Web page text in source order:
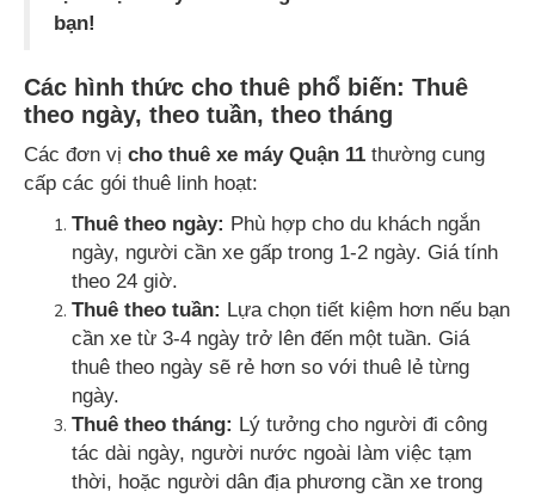
bạn!
Các hình thức cho thuê phổ biến: Thuê
theo ngày, theo tuần, theo tháng
Các đơn vị cho thuê xe máy Quận 11 thường cung
cấp các gói thuê linh hoạt:
Thuê theo ngày: Phù hợp cho du khách ngắn
ngày, người cần xe gấp trong 1-2 ngày. Giá tính
theo 24 giờ.
Thuê theo tuần: Lựa chọn tiết kiệm hơn nếu bạn
cần xe từ 3-4 ngày trở lên đến một tuần. Giá
thuê theo ngày sẽ rẻ hơn so với thuê lẻ từng
ngày.
Thuê theo tháng: Lý tưởng cho người đi công
tác dài ngày, người nước ngoài làm việc tạm
thời, hoặc người dân địa phương cần xe trong